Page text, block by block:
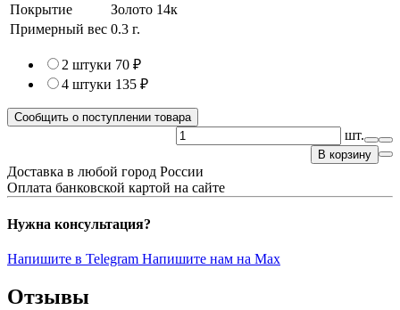
Покрытие
Золото 14к
Примерный вес 0.3 г.
2 штуки 70 ₽
4 штуки 135 ₽
Сообщить о поступлении товара
шт.
В корзину
Доставка в любой город России
Оплата банковской картой на сайте
Нужна консультация?
Напишите в Telegram Напишите нам на Max
Отзывы